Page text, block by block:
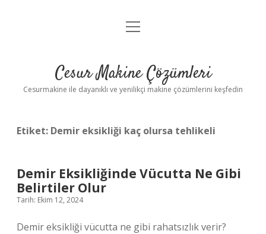
Anasayfa
Yasal Uyarı
menüyü
Cesur Makine Çözümleri
Cesurmakine ile dayanıklı ve yenilikçi makine çözümlerini keşfedin
Etiket: Demir eksikliği kaç olursa tehlikeli
Demir Eksikliğinde Vücutta Ne Gibi
Belirtiler Olur
Tarih: Ekim 12, 2024
Demir eksikliği vücutta ne gibi rahatsızlık verir?